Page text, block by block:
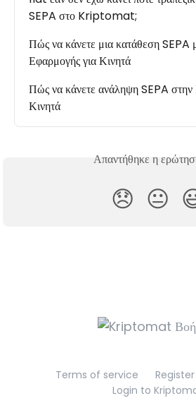
SEPA στο Kriptomat;
Πώς να κάνετε μια κατάθεση SEPA
Εφαρμογής για Κινητά
Πώς να κάνετε ανάληψη SEPA στην
Κινητά
Απαντήθηκε η
😞 😐
Terms of service
Login to